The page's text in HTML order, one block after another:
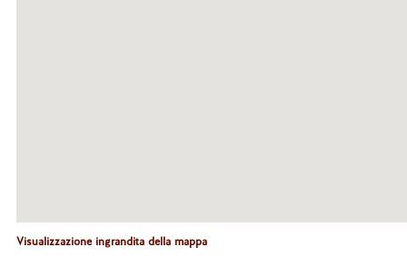
Visualizzazione ingrandita della mappa